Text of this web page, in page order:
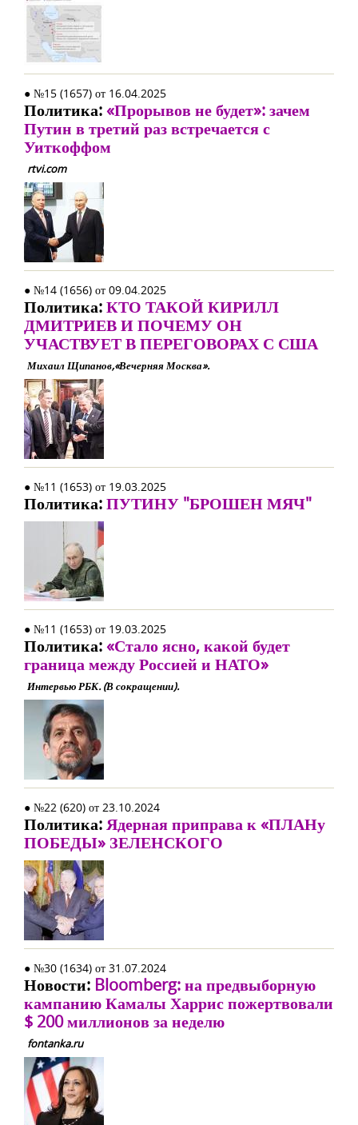
● №15 (1657) от 16.04.2025
Политика:«Прорывов не будет»: зачем
Путин в третий раз встречается с
Уиткоффом
rtvi.com
● №14 (1656) от 09.04.2025
Политика:КТО ТАКОЙ КИРИЛЛ
ДМИТРИЕВ И ПОЧЕМУ ОН
УЧАСТВУЕТ В ПЕРЕГОВОРАХ С США
Михаил Щипанов,«Вечерняя Москва».
● №11 (1653) от 19.03.2025
Политика:ПУТИНУ "БРОШЕН МЯЧ"
● №11 (1653) от 19.03.2025
Политика:«Стало ясно, какой будет
граница между Россией и НАТО»
Интервью РБК. (В сокращении).
● №22 (620) от 23.10.2024
Политика:Ядерная приправа к «ПЛАНу
ПОБЕДЫ» ЗЕЛЕНСКОГО
● №30 (1634) от 31.07.2024
Новости: Bloomberg: на предвыборную
кампанию Камалы Харрис пожертвовали
$ 200 миллионов за неделю
fontanka.ru